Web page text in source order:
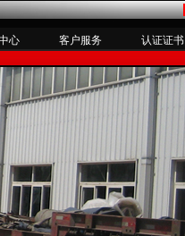
心 客户服务 认证证书